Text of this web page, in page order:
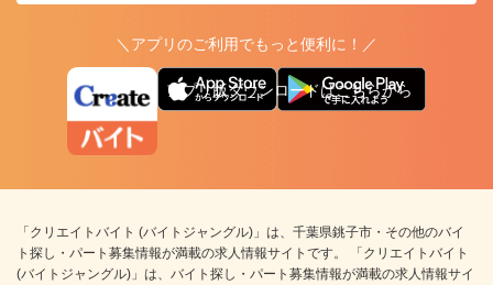
＼アプリのご利用でもっと便利に！／
アプリ版ダウンロードはこちらから
「クリエイトバイト (バイトジャングル)」は、千葉県銚子市・その他のバイ
ト探し・パート募集情報が満載の求人情報サイトです。 「クリエイトバイト
(バイトジャングル)」は、バイト探し・パート募集情報が満載の求人情報サイ